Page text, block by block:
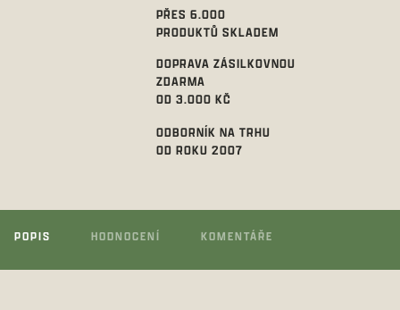
PŘES 6.000
PRODUKTŮ SKLADEM
DOPRAVA ZÁSILKOVNOU
ZDARMA
OD 3.000 KČ
ODBORNÍK NA TRHU
OD ROKU 2007
POPIS HODNOCENÍ KOMENTÁŘE